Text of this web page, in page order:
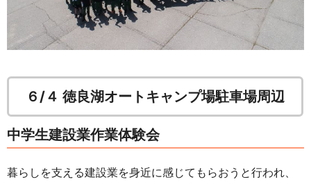
６/４ 徳良湖オートキャンプ場駐車場周辺
中学生建設業作業体験会
暮らしを支える建設業を身近に感じてもらおうと行われ、